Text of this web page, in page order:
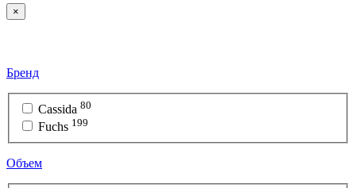
×
Бренд
Cassida 80
Fuchs 199
Объем